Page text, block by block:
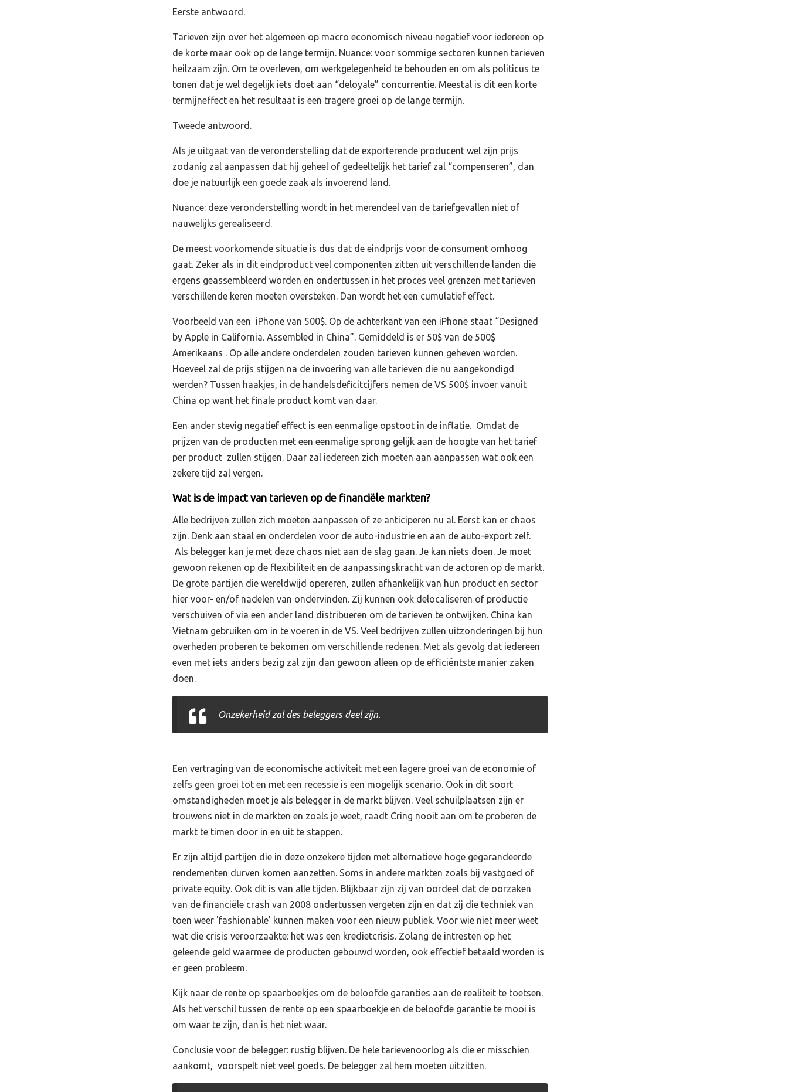
Eerste antwoord.
Tarieven zijn over het algemeen op macro economisch niveau negatief voor iedereen op
de korte maar ook op de lange termijn. Nuance: voor sommige sectoren kunnen tarieven
heilzaam zijn. Om te overleven, om werkgelegenheid te behouden en om als politicus te
tonen dat je wel degelijk iets doet aan “deloyale” concurrentie. Meestal is dit een korte
termijneffect en het resultaat is een tragere groei op de lange termijn.
Tweede antwoord.
Als je uitgaat van de veronderstelling dat de exporterende producent wel zijn prijs
zodanig zal aanpassen dat hij geheel of gedeeltelijk het tarief zal “compenseren”, dan
doe je natuurlijk een goede zaak als invoerend land.
Nuance: deze veronderstelling wordt in het merendeel van de tariefgevallen niet of
nauwelijks gerealiseerd.
De meest voorkomende situatie is dus dat de eindprijs voor de consument omhoog
gaat. Zeker als in dit eindproduct veel componenten zitten uit verschillende landen die
ergens geassembleerd worden en ondertussen in het proces veel grenzen met tarieven
verschillende keren moeten oversteken. Dan wordt het een cumulatief effect.
Voorbeeld van een iPhone van 500$. Op de achterkant van een iPhone staat “Designed
by Apple in California. Assembled in China”. Gemiddeld is er 50$ van de 500$
Amerikaans . Op alle andere onderdelen zouden tarieven kunnen geheven worden.
Hoeveel zal de prijs stijgen na de invoering van alle tarieven die nu aangekondigd
werden? Tussen haakjes, in de handelsdeficitcijfers nemen de VS 500$ invoer vanuit
China op want het finale product komt van daar.
Een ander stevig negatief effect is een eenmalige opstoot in de inflatie. Omdat de
prijzen van de producten met een eenmalige sprong gelijk aan de hoogte van het tarief
per product zullen stijgen. Daar zal iedereen zich moeten aan aanpassen wat ook een
zekere tijd zal vergen.
Wat is de impact van tarieven op de financiële markten?
Alle bedrijven zullen zich moeten aanpassen of ze anticiperen nu al. Eerst kan er chaos
zijn. Denk aan staal en onderdelen voor de auto-industrie en aan de auto-export zelf.
Als belegger kan je met deze chaos niet aan de slag gaan. Je kan niets doen. Je moet
gewoon rekenen op de flexibiliteit en de aanpassingskracht van de actoren op de markt.
De grote partijen die wereldwijd opereren, zullen afhankelijk van hun product en sector
hier voor- en/of nadelen van ondervinden. Zij kunnen ook delocaliseren of productie
verschuiven of via een ander land distribueren om de tarieven te ontwijken. China kan
Vietnam gebruiken om in te voeren in de VS. Veel bedrijven zullen uitzonderingen bij hun
overheden proberen te bekomen om verschillende redenen. Met als gevolg dat iedereen
even met iets anders bezig zal zijn dan gewoon alleen op de efficiëntste manier zaken
doen.
Onzekerheid zal des beleggers deel zijn.
Een vertraging van de economische activiteit met een lagere groei van de economie of
zelfs geen groei tot en met een recessie is een mogelijk scenario. Ook in dit soort
omstandigheden moet je als belegger in de markt blijven. Veel schuilplaatsen zijn er
trouwens niet in de markten en zoals je weet, raadt Cring nooit aan om te proberen de
markt te timen door in en uit te stappen.
Er zijn altijd partijen die in deze onzekere tijden met alternatieve hoge gegarandeerde
rendementen durven komen aanzetten. Soms in andere markten zoals bij vastgoed of
private equity. Ook dit is van alle tijden. Blijkbaar zijn zij van oordeel dat de oorzaken
van de financiële crash van 2008 ondertussen vergeten zijn en dat zij die techniek van
toen weer 'fashionable' kunnen maken voor een nieuw publiek. Voor wie niet meer weet
wat die crisis veroorzaakte: het was een kredietcrisis. Zolang de intresten op het
geleende geld waarmee de producten gebouwd worden, ook effectief betaald worden is
er geen probleem.
Kijk naar de rente op spaarboekjes om de beloofde garanties aan de realiteit te toetsen.
Als het verschil tussen de rente op een spaarboekje en de beloofde garantie te mooi is
om waar te zijn, dan is het niet waar.
Conclusie voor de belegger: rustig blijven. De hele tarievenoorlog als die er misschien
aankomt, voorspelt niet veel goeds. De belegger zal hem moeten uitzitten.